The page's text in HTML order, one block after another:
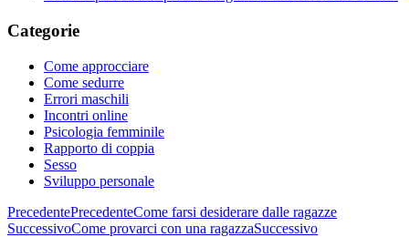
Categorie
Come approcciare
Come sedurre
Errori maschili
Incontri online
Psicologia femminile
Rapporto di coppia
Sesso
Sviluppo personale
PrecedentePrecedenteCome farsi desiderare dalle ragazze
SuccessivoCome provarci con una ragazzaSuccessivo